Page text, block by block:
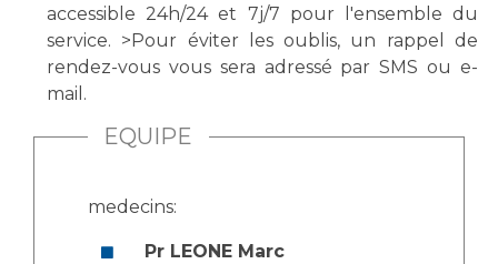
Vivre ensemble à l'hôpital
Culture à l'hôpital
Laïcité et cultes
Salon des familles
Transports sanitaires
Statuts
Stages paramédicaux
Chercheurs
Les structures de recherche
accessible 24h/24 et 7j/7 pour l'ensemble du
service. >Pour éviter les oublis, un rappel de
rendez-vous vous sera adressé par SMS ou e-
mail.
EQUIPE
medecins:
Pr LEONE Marc